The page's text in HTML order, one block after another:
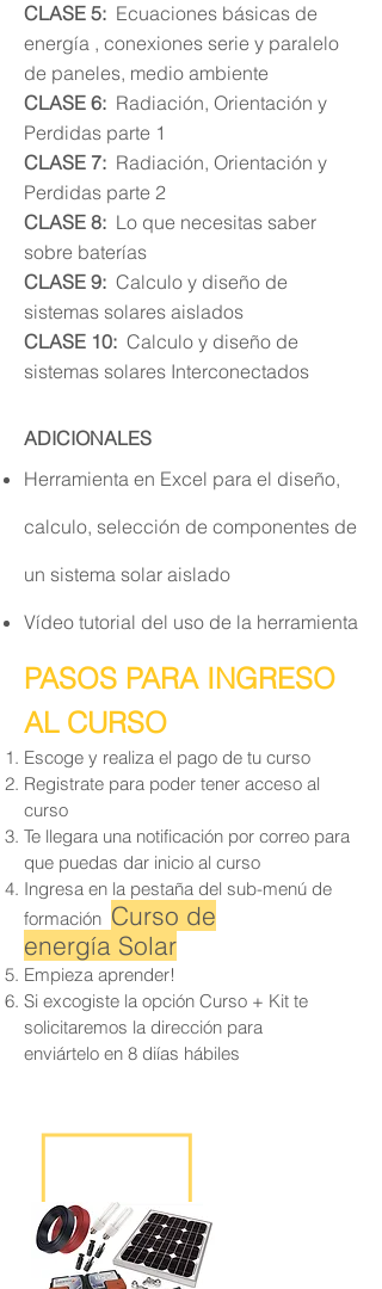
CLASE 5: Ecuaciones básicas de
energía , conexiones serie y paralelo
de paneles, medio ambiente
CLASE 6: Radiación, Orientación y
Perdidas parte 1
CLASE 7: Radiación, Orientación y
Perdidas parte 2
CLASE 8: Lo que necesitas saber
sobre baterías
CLASE 9: Calculo y diseño de
sistemas solares aislados
CLASE 10: Calculo y diseño de
sistemas solares Interconectados
ADICIONALES
Herramienta en Excel para el diseño,
calculo, selección de componentes de
un sistema solar aislado
Vídeo tutorial del uso de la herramienta
PASOS PARA INGRESO
AL CURSO
Escoge y realiza el pago de tu curso
Registrate para poder tener acceso al
curso
Te llegara una notificación por correo para
que puedas dar inicio al curso
Ingresa en la pestaña del sub-menú de
formación Curso de
energía Solar
Empieza aprender!
Si excogiste la opción Curso + Kit te
solicitaremos la dirección para
enviártelo en 8 diías hábiles